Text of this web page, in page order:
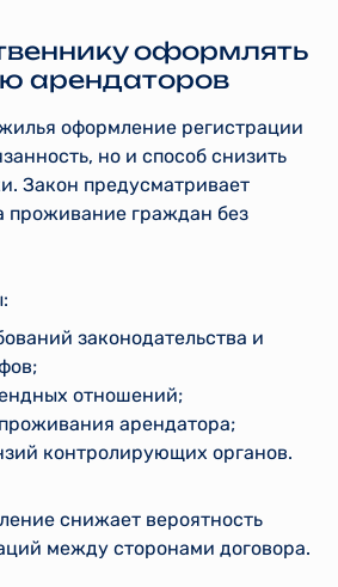
оформлять
арендаторов
оформление регистрации
но и способ снизить
Закон предусматривает
проживание граждан без
законодательства и
отношений;
арендатора;
контролирующих органов.
снижает вероятность
между сторонами договора.